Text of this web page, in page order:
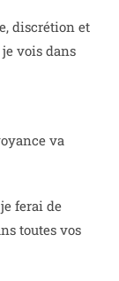
discrétion et
vois dans
va
ferai de
toutes vos